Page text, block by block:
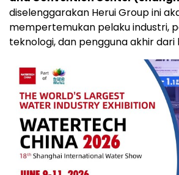
diselenggarakan Herui Group ini
mempertemukan pelaku industri,
teknologi, dan pengguna akhir